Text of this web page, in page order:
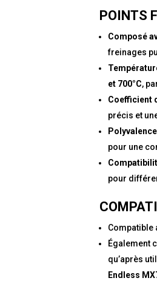
POINTS
Composé
freinages
et 700°C,
Coefficient
précis et
pour une
pour
Compatible
Également
qu’après
Endless